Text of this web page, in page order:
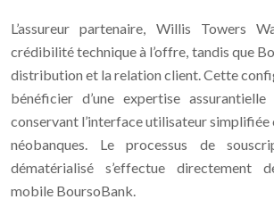
L’assureur partenaire, Willis Towers
crédibilité technique à l’offre, tandis que
distribution et la relation client. Cette
bénéficier d’une expertise
conservant l’interface utilisateur
néobanques. Le processus de
dématérialisé s’effectue directement
mobile BoursoBank.